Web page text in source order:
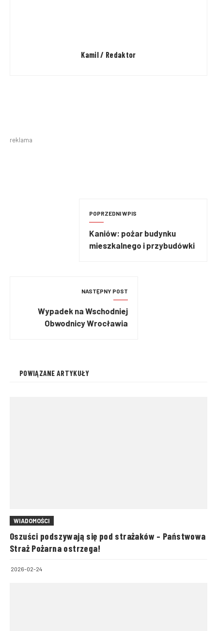
Kamil / Redaktor
reklama
POPRZEDNI WPIS
Kaniów: pożar budynku
mieszkalnego i przybudówki
NASTĘPNY POST
Wypadek na Wschodniej
Obwodnicy Wrocławia
POWIĄZANE ARTYKUŁY
WIADOMOŚCI
Oszuści podszywają się pod strażaków – Państwowa
Straż Pożarna ostrzega!
2026-02-24